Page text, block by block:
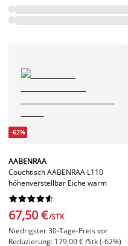
-62%
AABENRAA
Couchtisch AABENRAA L110
höhenverstellbar Eiche warm






67,50 €/STK
Niedrigster 30-Tage-Preis vor
Reduzierung: 179,00 € /Stk (-62%)